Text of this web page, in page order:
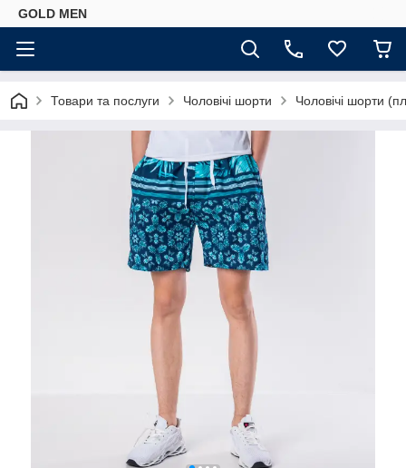
GOLD MEN
Товари та послуги Чоловічі шорти Чоловічі шорти